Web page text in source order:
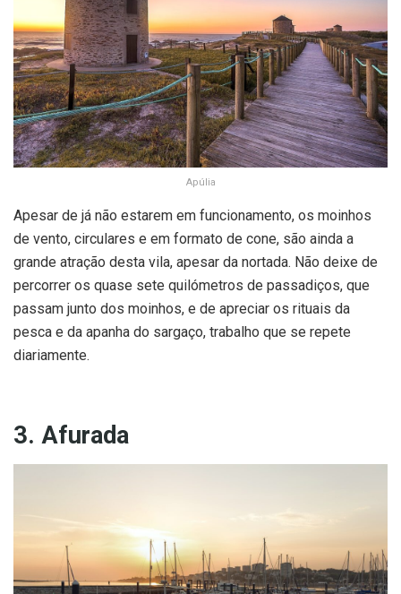
Apúlia
Apesar de já não estarem em funcionamento, os moinhos
de vento, circulares e em formato de cone, são ainda a
grande atração desta vila, apesar da nortada. Não deixe de
percorrer os quase sete quilómetros de passadiços, que
passam junto dos moinhos, e de apreciar os rituais da
pesca e da apanha do sargaço, trabalho que se repete
diariamente.
3. Afurada